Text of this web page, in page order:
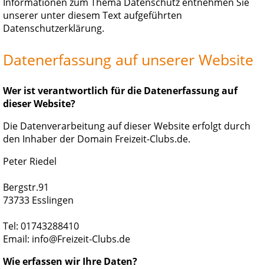
Informationen zum Thema Datenschutz entnehmen Sie
unserer unter diesem Text aufgeführten
Datenschutzerklärung.
Datenerfassung auf unserer Website
Wer ist verantwortlich für die Datenerfassung auf
dieser Website?
Die Datenverarbeitung auf dieser Website erfolgt durch
den Inhaber der Domain Freizeit-Clubs.de.
Peter Riedel
Bergstr.91
73733 Esslingen
Tel: 01743288410
Email: info@Freizeit-Clubs.de
Wie erfassen wir Ihre Daten?